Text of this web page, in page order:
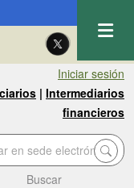
| Eng
Iniciar sesión
| Intermediarios
financieros
Buscar